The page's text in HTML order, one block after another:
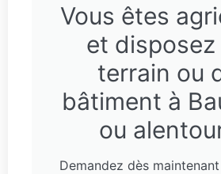
Vous êtes
et disposez
terrain ou
bâtiment à
ou
Demandez dès